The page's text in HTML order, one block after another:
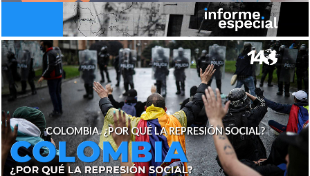
COLOMBIA. ¿POR QUÉ LA REPRESIÓN SOCIAL?